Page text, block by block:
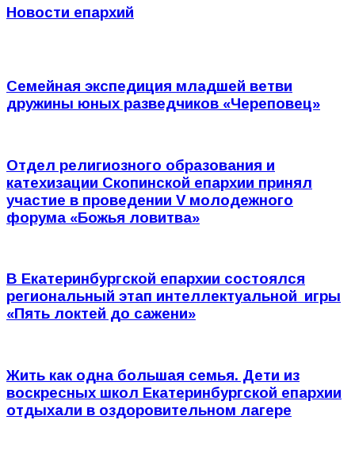
Новости епархий
Семейная экспедиция младшей ветви
дружины юных разведчиков «Череповец»
Отдел религиозного образования и
катехизации Скопинской епархии принял
участие в проведении V молодежного
форума «Божья ловитва»
В Екатеринбургской епархии состоялся
региональный этап интеллектуальной игры
«Пять локтей до сажени»
Жить как одна большая семья. Дети из
воскресных школ Екатеринбургской епархии
отдыхали в оздоровительном лагере